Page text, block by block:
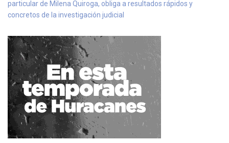
particular de Milena Quiroga, obliga a resultados rápidos y
concretos de la investigación judicial